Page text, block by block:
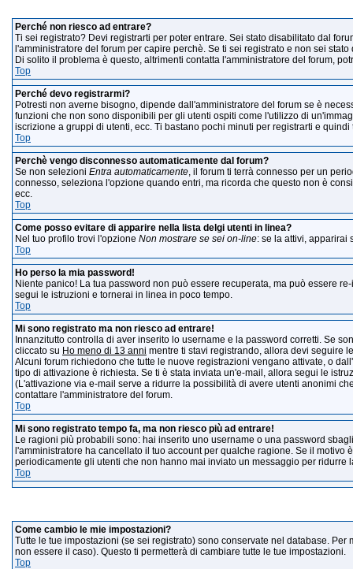
Perché non riesco ad entrare?
Ti sei registrato? Devi registrarti per poter entrare. Sei stato disabilitato dal
l'amministratore del forum per capire perchè. Se ti sei registrato e non sei
Di solito il problema è questo, altrimenti contatta l'amministratore del forum,
Top
Perché devo registrarmi?
Potresti non averne bisogno, dipende dall'amministratore del forum se è
funzioni che non sono disponibili per gli utenti ospiti come l'utilizzo di
iscrizione a gruppi di utenti, ecc. Ti bastano pochi minuti per registrarti e
Top
Perchè vengo disconnesso automaticamente dal forum?
Se non selezioni Entra automaticamente, il forum ti terrà connesso per un
connesso, seleziona l'opzione quando entri, ma ricorda che questo non è
ecc.
Top
Come posso evitare di apparire nella lista delgi utenti in linea?
Nel tuo profilo trovi l'opzione Non mostrare se sei on-line: se la attivi, apparirai
Top
Ho perso la mia password!
Niente panico! La tua password non può essere recuperata, ma può essere
segui le istruzioni e tornerai in linea in poco tempo.
Top
Mi sono registrato ma non riesco ad entrare!
Innanzitutto controlla di aver inserito lo username e la password corretti. Se
cliccato su Ho meno di 13 anni mentre ti stavi registrando, allora devi seguire
Alcuni forum richiedono che tutte le nuove registrazioni vengano attivate, o
tipo di attivazione è richiesta. Se ti è stata inviata un'e-mail, allora segui le
(L'attivazione via e-mail serve a ridurre la possibilità di avere utenti anonimi
contattare l'amministratore del forum.
Top
Mi sono registrato tempo fa, ma non riesco più ad entrare!
Le ragioni più probabili sono: hai inserito uno username o una password
l'amministratore ha cancellato il tuo account per qualche ragione. Se il
periodicamente gli utenti che non hanno mai inviato un messaggio per
Top
Come cambio le mie impostazioni?
Tutte le tue impostazioni (se sei registrato) sono conservate nel database.
non essere il caso). Questo ti permetterà di cambiare tutte le tue impostazioni.
Top